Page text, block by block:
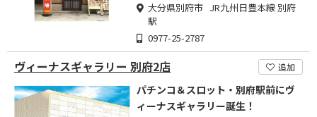
大分県別府市 JR九州日豊本線 別府
駅
0977-25-2787
ヴィーナスギャラリー 別府2店 追加
パチンコ＆スロット・別府駅前にヴ
ィーナスギャラリー誕生！